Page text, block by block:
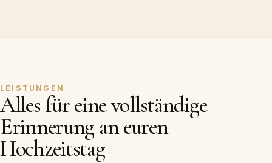
LEISTUNGEN
Alles für eine vollständige
Erinnerung an euren
Hochzeitstag